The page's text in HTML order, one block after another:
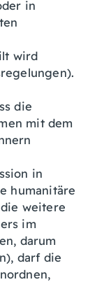
in
wird
die
mit dem
in
humanitäre
weitere
im
darum
darf die